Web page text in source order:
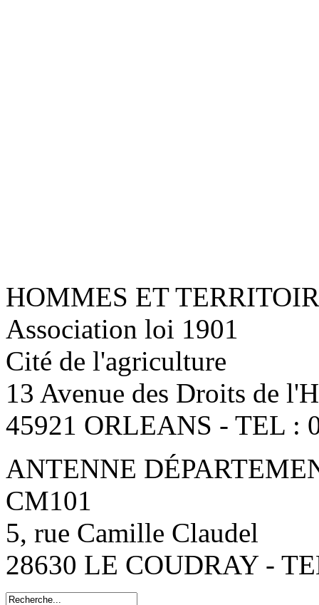
HOMMES ET
Association loi 1901
Cité de l'agriculture
13 Avenue des Droits de
45921 ORLEANS - TEL :
ANTENNE
CM101
5, rue Camille Claudel
28630 LE COUDRAY -